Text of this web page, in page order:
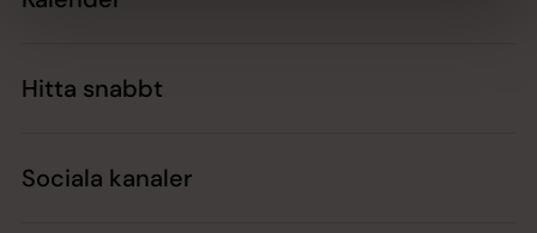
Hitta snabbt
Sociala kanaler